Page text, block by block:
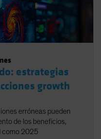
estrategias
growth
erróneas pueden
de los beneficios,
como 2025